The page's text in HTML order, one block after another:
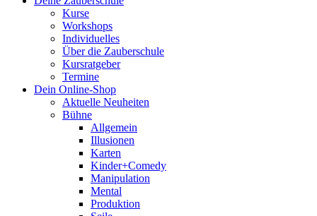
Kurse
Workshops
Individuelles
Über die Zauberschule
Kursratgeber
Termine
Dein Online-Shop
Aktuelle Neuheiten
Bühne
Allgemein
Illusionen
Karten
Kinder+Comedy
Manipulation
Mental
Produktion